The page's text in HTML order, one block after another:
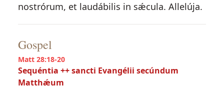
nostrórum, et laudábilis in sǽcula. Allelúja.
Gospel
Matt 28:18-20
Sequéntia ++ sancti Evangélii secúndum
Matthǽum